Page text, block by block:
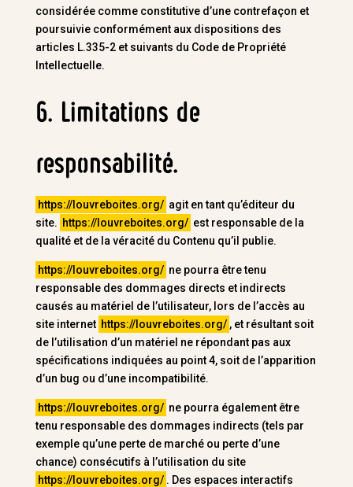
considérée comme constitutive d’une contrefaçon et
poursuivie conformément aux dispositions des
articles L.335-2 et suivants du Code de Propriété
Intellectuelle.
6. Limitations de
responsabilité.
https://louvreboites.org/ agit en tant qu’éditeur du
site. https://louvreboites.org/ est responsable de la
qualité et de la véracité du Contenu qu’il publie.
https://louvreboites.org/ ne pourra être tenu
responsable des dommages directs et indirects
causés au matériel de l’utilisateur, lors de l’accès au
site internet https://louvreboites.org/ , et résultant soit
de l’utilisation d’un matériel ne répondant pas aux
spécifications indiquées au point 4, soit de l’apparition
d’un bug ou d’une incompatibilité.
https://louvreboites.org/ ne pourra également être
tenu responsable des dommages indirects (tels par
exemple qu’une perte de marché ou perte d’une
chance) consécutifs à l’utilisation du site
https://louvreboites.org/ . Des espaces interactifs